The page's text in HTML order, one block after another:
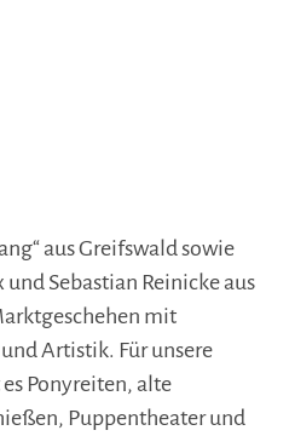
aus Greifswald sowie
Sebastian Reinicke aus
mit
Artistik. Für unsere
Ponyreiten, alte
Puppentheater und